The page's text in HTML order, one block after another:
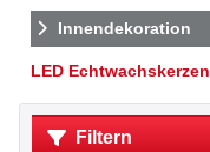
Innendekoration
LED Echtwachskerzen
Filtern